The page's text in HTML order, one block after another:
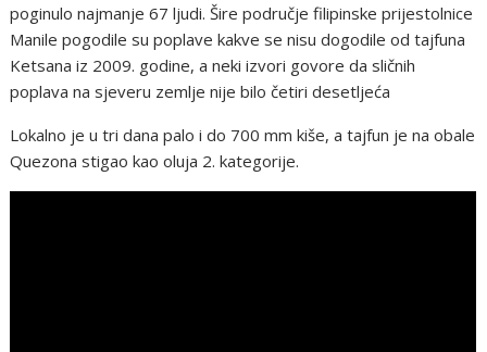
poginulo najmanje 67 ljudi. Šire područje filipinske prijestolnice
Manile pogodile su poplave kakve se nisu dogodile od tajfuna
Ketsana iz 2009. godine, a neki izvori govore da sličnih
poplava na sjeveru zemlje nije bilo četiri desetljeća
Lokalno je u tri dana palo i do 700 mm kiše, a tajfun je na obale
Quezona stigao kao oluja 2. kategorije.